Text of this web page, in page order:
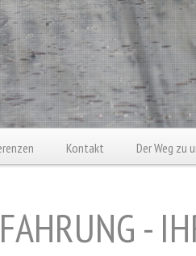
Kontakt Der Weg zu
-